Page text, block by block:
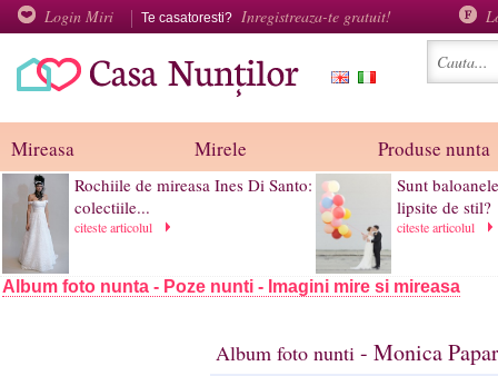
Login Miri Te casatoresti? Inregistreaza-te gratuit!
Mireasa Mirele Produse nunta
Rochiile de mireasa Ines Di Santo:
colectiile...
citeste articolul
Sunt baloanele
lipsite de stil?
citeste articolul
Album foto nunta - Poze nunti - Imagini mire si mireasa
Album foto nunti - Monica